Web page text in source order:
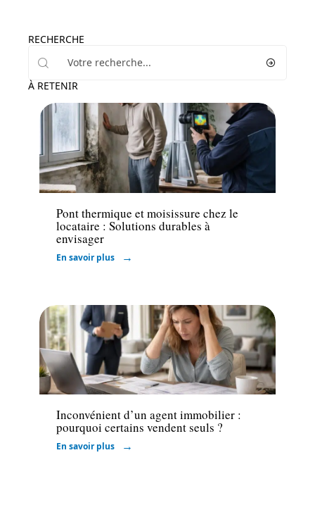
RECHERCHE
À RETENIR
Louer
Pont thermique et moisissure chez le
locataire : Solutions durables à
envisager
En savoir plus
Immo
Inconvénient d’un agent immobilier :
pourquoi certains vendent seuls ?
En savoir plus